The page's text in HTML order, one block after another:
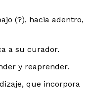
(?), hacia adentro,
a su curador.
y reaprender.
que incorpora